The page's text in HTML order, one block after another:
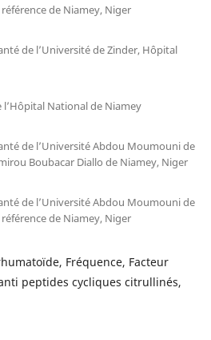
de Niamey, Niger
de l’Université de Zinder, Hôpital
National de Niamey
de l’Université Abdou Moumouni de
Boubacar Diallo de Niamey, Niger
de l’Université Abdou Moumouni de
de Niamey, Niger
Fréquence, Facteur
peptides cycliques citrullinés,